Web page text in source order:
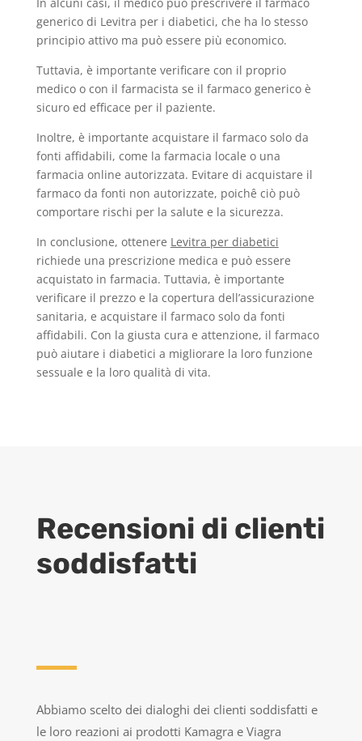
generico di Levitra per i diabetici, che ha lo stesso
principio attivo ma può essere più economico.
Tuttavia, è importante verificare con il proprio
medico o con il farmacista se il farmaco generico è
sicuro ed efficace per il paziente.
Inoltre, è importante acquistare il farmaco solo da
fonti affidabili, come la farmacia locale o una
farmacia online autorizzata. Evitare di acquistare il
farmaco da fonti non autorizzate, poichê ciò può
comportare rischi per la salute e la sicurezza.
In conclusione, ottenere Levitra per diabetici
richiede una prescrizione medica e può essere
acquistato in farmacia. Tuttavia, è importante
verificare il prezzo e la copertura dell’assicurazione
sanitaria, e acquistare il farmaco solo da fonti
affidabili. Con la giusta cura e attenzione, il farmaco
può aiutare i diabetici a migliorare la loro funzione
sessuale e la loro qualità di vita.
Recensioni di clienti
soddisfatti
Abbiamo scelto dei dialoghi dei clienti soddisfatti e
le loro reazioni ai prodotti Kamagra e Viagra